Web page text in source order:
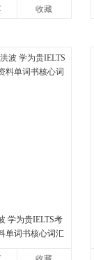
收藏
学为贵IELTS考
单词书核心词汇